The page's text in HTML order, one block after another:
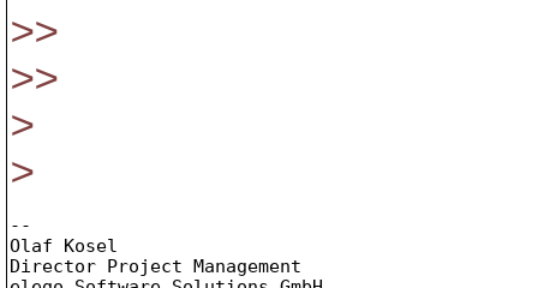
>>
>>
>
>
--
Olaf Kosel
Director Project Management